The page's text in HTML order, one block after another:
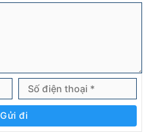
Gửi đi